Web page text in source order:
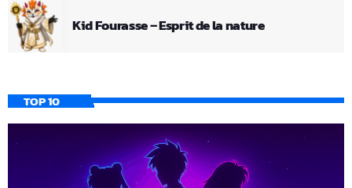
Kid Fourasse – Esprit de la nature
TOP 10